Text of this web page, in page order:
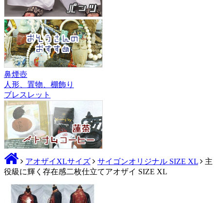
鼻煙壺
人形、置物、棚飾り
ブレスレット
アオザイXLサイズ サイゴンオリジナル SIZE XL
主
役級に輝く存在感二枚仕立てアオザイ SIZE XL